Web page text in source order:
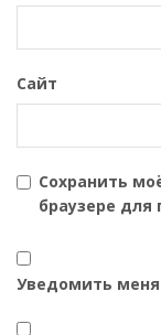
Сайт
Сохранить
браузере
Уведомить